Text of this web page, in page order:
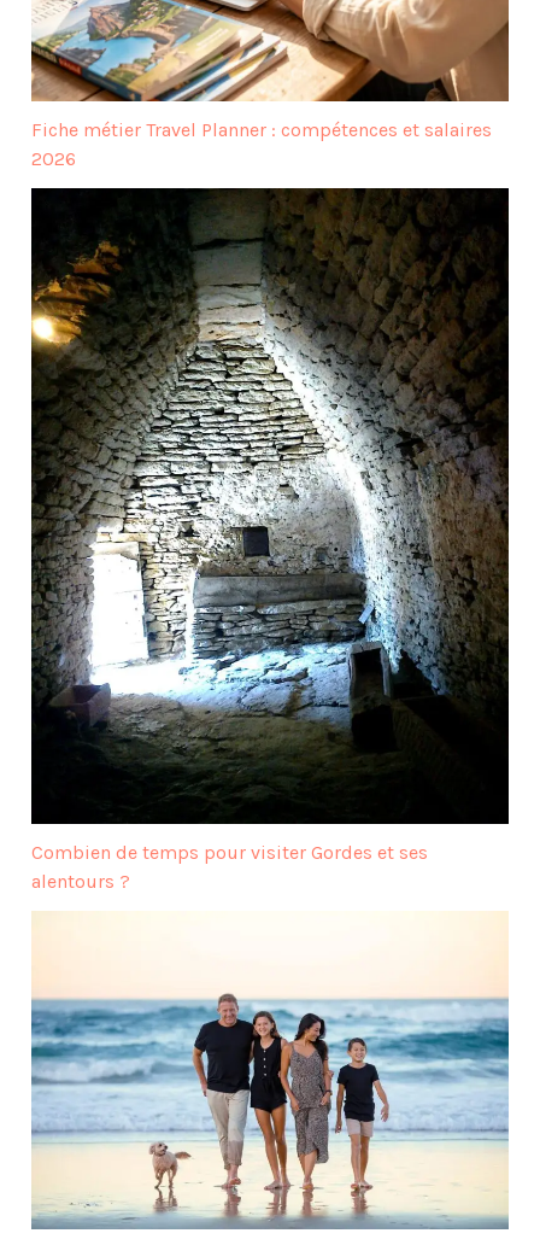
Fiche métier Travel Planner : compétences et salaires
2026
Combien de temps pour visiter Gordes et ses
alentours ?